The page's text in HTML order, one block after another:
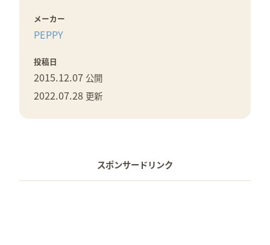
メーカー
PEPPY
投稿日
2015.12.07 公開
2022.07.28 更新
スポンサードリンク